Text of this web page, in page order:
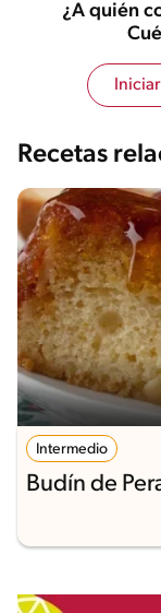
¿A quién
Recetas
Intermedio
Budín de